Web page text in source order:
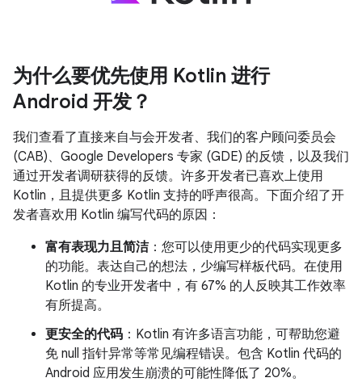
为什么要优先使用 Kotlin 进行
Android 开发？
我们查看了直接来自与会开发者、我们的客户顾问委员会
(CAB)、Google Developers 专家 (GDE) 的反馈，以及我们
通过开发者调研获得的反馈。许多开发者已喜欢上使用
Kotlin，且提供更多 Kotlin 支持的呼声很高。下面介绍了开
发者喜欢用 Kotlin 编写代码的原因：
富有表现力且简洁：您可以使用更少的代码实现更多
的功能。表达自己的想法，少编写样板代码。在使用
Kotlin 的专业开发者中，有 67% 的人反映其工作效率
有所提高。
更安全的代码 ：Kotlin 有许多语言功能，可帮助您避
免 null 指针异常等常见编程错误。包含 Kotlin 代码的
Android 应用发生崩溃的可能性降低了 20%。